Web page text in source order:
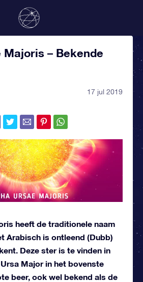
Majoris – Bekende
17 jul 2019
heeft de traditionele naam
Arabisch is ontleend (Dubb)
Deze ster is te vinden in
Major in het bovenste
beer, ook wel bekend als de